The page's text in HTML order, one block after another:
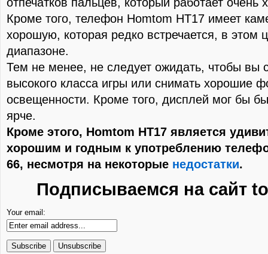
Кроме того, телефон Homtom HT17 имеет
хорошую, которая редко встречается, в этом
диапазоне.
Тем не менее, не следует ожидать, чтобы вы
высокого класса игры или снимать хорошие
освещенности. Кроме того, дисплей мог бы
ярче.
Кроме этого, Homtom HT17 является
хорошим и годным к употреблению
66, несмотря на некоторые недостатки.
Подписываемся на сайт
Your email: